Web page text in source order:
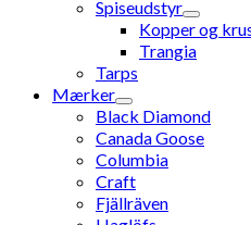
Spiseudstyr
Kopper og
Trangia
Tarps
Mærker
Black Diamond
Canada Goose
Columbia
Craft
Fjällräven